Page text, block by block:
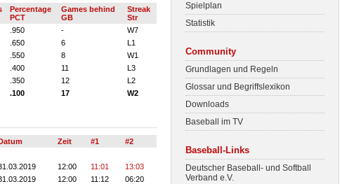
Percentage
PCT
Games behind
GB
Streak
Str
.950 -
W7
.650 6
L1
.550 8
W1
.400 11
L3
.350 12
L2
.100 17 W2
Zeit #1
#2
12:00 11:01
13:03
12:00 11:12
06:20
Spielplan
Statistik
Community
Grundlagen und Regeln
Glossar und Begriffslexikon
Downloads
Baseball im TV
Baseball-Links
Deutscher Baseball- und Softball
Verband e.V.